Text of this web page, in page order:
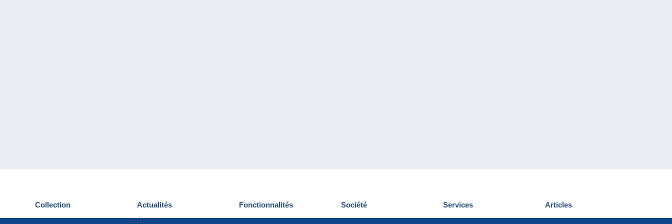
Collection
Cartes postales
Actualités
Événements Delcampe
Fonctionnalités
Nouveautés
Société
Qui sommes-nous
Services
Découvrir Delcampe
Articles